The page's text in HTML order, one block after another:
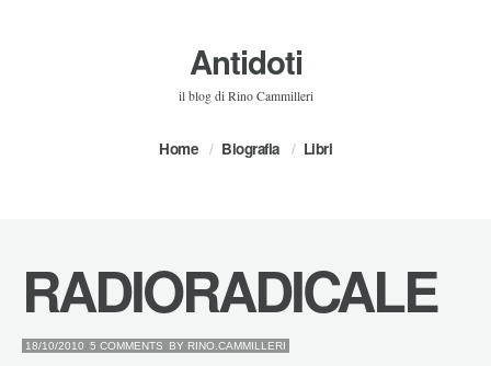
Antidoti
il blog di Rino Cammilleri
Home Biografia Libri
RADIORADICALE
18/10/2010 5 COMMENTS BY RINO.CAMMILLERI